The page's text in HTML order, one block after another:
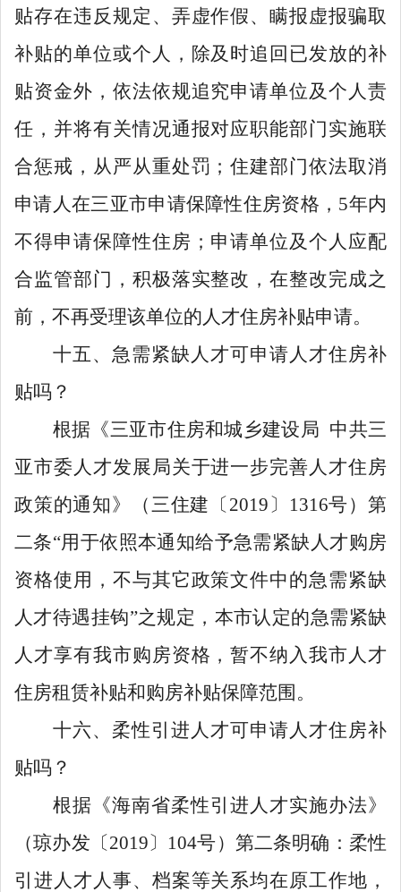
贴存在违反规定、弄虚作假、瞒报虚报骗取
补贴的单位或个人，除及时追回已发放的补
贴资金外，依法依规追究申请单位及个人责
任，并将有关情况通报对应职能部门实施联
合惩戒，从严从重处罚；住建部门依法取消
申请人在三亚市申请保障性住房资格， 5年内
不得申请保障性住房；申请单位及个人应配
合监管部门，积极落实整改，在整改完成之
前，不再受理该单位的人才住房补贴申请。
十五、急需紧缺人才可申请人才住房补
贴吗？
根据《三亚市住房和城乡建设局 中共三
亚市委人才发展局关于进一步完善人才住房
政策的通知》（三住建〔 2019 〕 1316号）第
二条“用于依照本通知给予急需紧缺人才购房
资格使用，不与其它政策文件中的急需紧缺
人才待遇挂钩”之规定，本市认定的急需紧缺
人才享有我市购房资格，暂不纳入我市人才
住房租赁补贴和购房补贴保障范围。
十六、柔性引进人才可申请人才住房补
贴吗？
根据《海南省柔性引进人才实施办法》
（琼办发〔2019〕 104号）第二条明确：柔性
引进人才人事、档案等关系均在原工作地，